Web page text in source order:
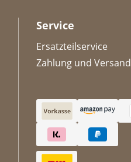
Service
Ersatzteilservice
Zahlung und Versand